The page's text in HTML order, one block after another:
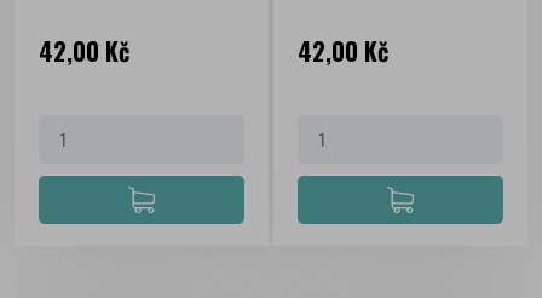
Cena
42,00 Kč Cena
42,00 Kč